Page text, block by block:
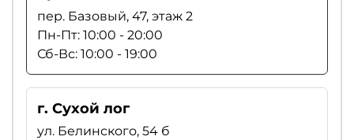
пер. Базовый, 47, этаж 2
Пн-Пт: 10:00 - 20:00
Сб-Вс: 10:00 - 19:00
г. Сухой лог
ул. Белинского, 54 б